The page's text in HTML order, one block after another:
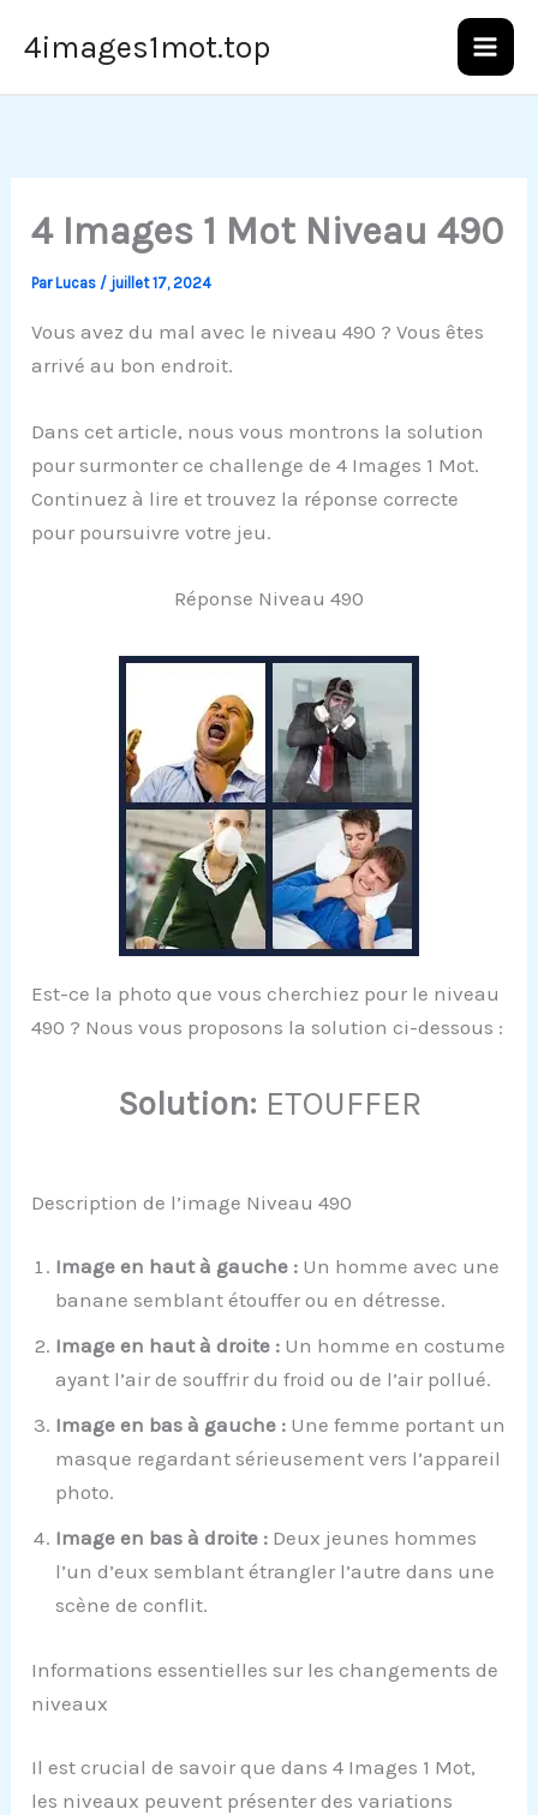
4images1mot.top
4 Images 1 Mot Niveau 490
ParLucas / juillet 17, 2024
Vous avez du mal avec le niveau 490 ? Vous êtes
arrivé au bon endroit.
Dans cet article, nous vous montrons la solution
pour surmonter ce challenge de 4 Images 1 Mot.
Continuez à lire et trouvez la réponse correcte
pour poursuivre votre jeu.
Réponse Niveau 490
Est-ce la photo que vous cherchiez pour le niveau
490 ? Nous vous proposons la solution ci-dessous :
Solution: ETOUFFER
Description de l’image Niveau 490
Image en haut à gauche : Un homme avec une
banane semblant étouffer ou en détresse.
Image en haut à droite : Un homme en costume
ayant l’air de souffrir du froid ou de l’air pollué.
Image en bas à gauche : Une femme portant un
masque regardant sérieusement vers l’appareil
photo.
Image en bas à droite : Deux jeunes hommes
l’un d’eux semblant étrangler l’autre dans une
scène de conflit.
Informations essentielles sur les changements de
niveaux
Il est crucial de savoir que dans 4 Images 1 Mot,
les niveaux peuvent présenter des variations